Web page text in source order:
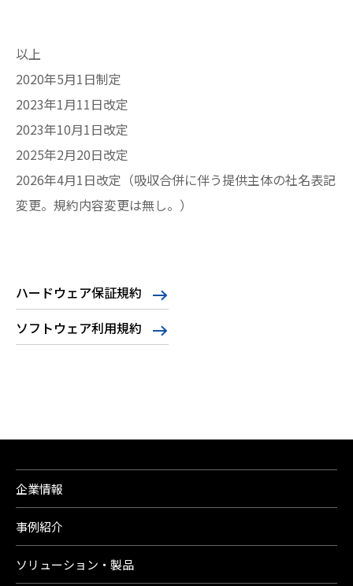
以上
2020年5月1日制定
2023年1月11日改定
2023年10月1日改定
2025年2月20日改定
2026年4月1日改定（吸収合併に伴う提供主体の社名表記
変更。規約内容変更は無し。）
ハードウェア保証規約
ソフトウェア利用規約
企業情報
事例紹介
ソリューション・製品